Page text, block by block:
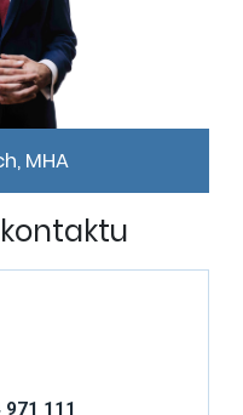
MHA
971 111